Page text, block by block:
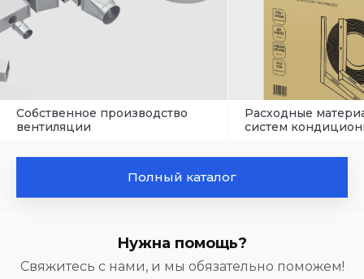
Собственное производство
вентиляции
Расходные
систем
Полный каталог
Нужна помощь?
Свяжитесь с нами, и мы обязательно поможем!